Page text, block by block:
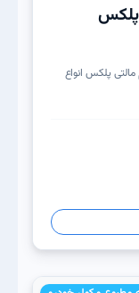
پلکس انواع